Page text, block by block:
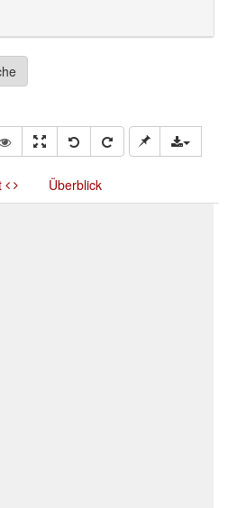
Überblick